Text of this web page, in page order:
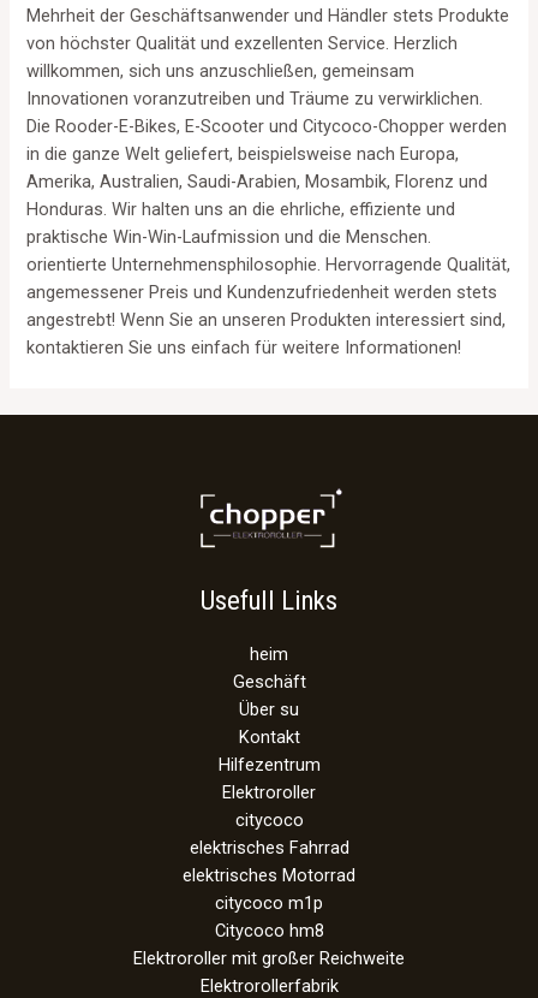
Mehrheit der Geschäftsanwender und Händler stets Produkte
von höchster Qualität und exzellenten Service. Herzlich
willkommen, sich uns anzuschließen, gemeinsam
Innovationen voranzutreiben und Träume zu verwirklichen.
Die Rooder-E-Bikes, E-Scooter und Citycoco-Chopper werden
in die ganze Welt geliefert, beispielsweise nach Europa,
Amerika, Australien, Saudi-Arabien, Mosambik, Florenz und
Honduras. Wir halten uns an die ehrliche, effiziente und
praktische Win-Win-Laufmission und die Menschen.
orientierte Unternehmensphilosophie. Hervorragende Qualität,
angemessener Preis und Kundenzufriedenheit werden stets
angestrebt! Wenn Sie an unseren Produkten interessiert sind,
kontaktieren Sie uns einfach für weitere Informationen!
Usefull Links
heim
Geschäft
Über su
Kontakt
Hilfezentrum
Elektroroller
citycoco
elektrisches Fahrrad
elektrisches Motorrad
citycoco m1p
Citycoco hm8
Elektroroller mit großer Reichweite
Elektrorollerfabrik